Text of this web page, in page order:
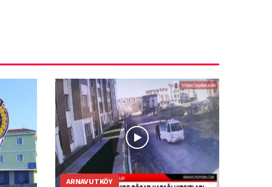
ARNAVUTKÖY